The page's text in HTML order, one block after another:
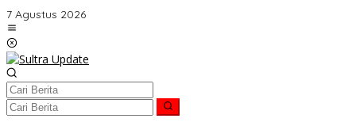
Lewati
ke
konten
7 Agustus 2026